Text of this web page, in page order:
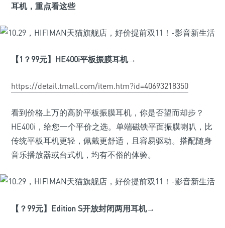
耳机，重点看这些
【1 ？99元】HE400i平板振膜耳机→
https://detail.tmall.com/item.htm?id=40693218350
看到价格上万的高阶平板振膜耳机，你是否望而却步？
HE400i，给您一个平价之选。单端磁铁平面振膜喇叭，比
传统平板耳机更轻，佩戴更舒适，且容易驱动。搭配随身
音乐播放器或台式机，均有不俗的体验。
【？99元】Edition S开放封闭两用耳机→